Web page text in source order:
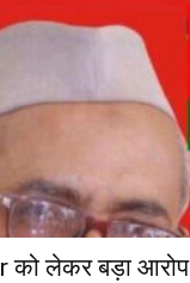
को लेकर बड़ा आरोप